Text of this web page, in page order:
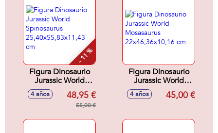
- 11 %
Figura Dinosaurio
Jurassic World
Spinosaurus
25,40x55,83x11,43
4 años 48,95 €
55,00 €
Figura Dinosaurio
Jurassic World
Mosasaurus
22x46,36x10,16 cm
4 años 45,00 €